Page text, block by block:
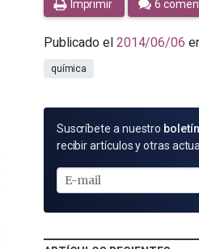
Imprimir 6
Publicado el 2014/06/06
química
SUSCRÍBETE
POR
MAIL
Suscríbete a nuestro
recibir artículos y otras